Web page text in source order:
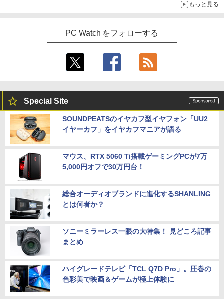
もっと見る
PC Watch をフォローする
Special Site
SOUNDPEATSのイヤカフ型イヤフォン「UU2
イヤーカフ」をイヤカフマニアが語る
マウス、RTX 5060 Ti搭載ゲーミングPCが7万
5,000円オフで30万円台！
総合オーディオブランドに進化するSHANLING
とは何者か？
ソニーミラーレス一眼の大特集！ 見どころ記事
まとめ
ハイグレードテレビ「TCL Q7D Pro」。圧巻の
色彩美で映画＆ゲームが極上体験に